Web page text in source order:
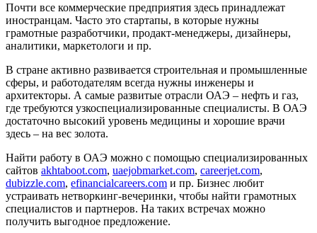
Почти все коммерческие предприятия здесь принадлежат
иностранцам. Часто это стартапы, в которые нужны
грамотные разработчики, продакт-менеджеры, дизайнеры,
аналитики, маркетологи и пр.
В стране активно развивается строительная и промышленные
сферы, и работодателям всегда нужны инженеры и
архитекторы. А самые развитые отрасли ОАЭ – нефть и газ,
где требуются узкоспециализированные специалисты. В ОАЭ
достаточно высокий уровень медицины и хорошие врачи
здесь – на вес золота.
Найти работу в ОАЭ можно с помощью специализированных
сайтов akhtaboot.com, uaejobmarket.com, careerjet.com,
dubizzle.com, efinancialcareers.com и пр. Бизнес любит
устраивать нетворкинг-вечеринки, чтобы найти грамотных
специалистов и партнеров. На таких встречах можно
получить выгодное предложение.